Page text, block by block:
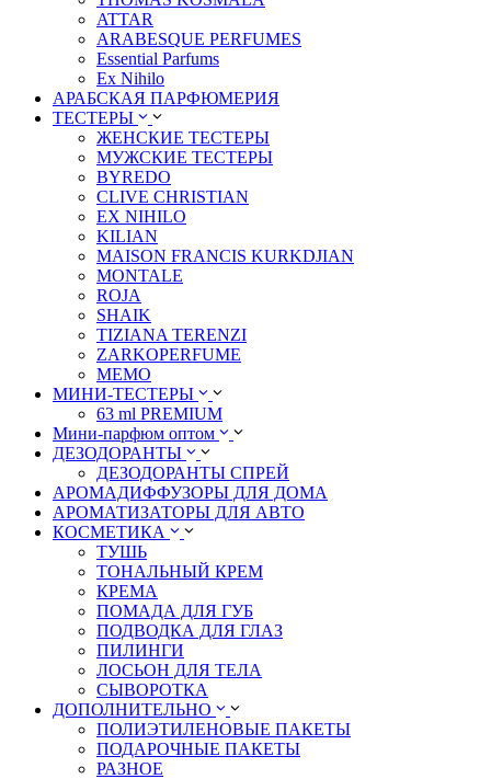
ATTAR
ARABESQUE PERFUMES
Essential Parfums
Ex Nihilo
АРАБСКАЯ ПАРФЮМЕРИЯ
ТЕСТЕРЫ
ЖЕНСКИЕ ТЕСТЕРЫ
МУЖСКИЕ ТЕСТЕРЫ
BYREDO
CLIVE CHRISTIAN
EX NIHILO
KILIAN
MAISON FRANCIS KURKDJIAN
MONTALE
ROJA
SHAIK
TIZIANA TERENZI
ZARKOPERFUME
MEMO
МИНИ-ТЕСТЕРЫ
63 ml PREMIUM
Мини-парфюм оптом
ДЕЗОДОРАНТЫ
ДЕЗОДОРАНТЫ СПРЕЙ
АРОМАДИФФУЗОРЫ ДЛЯ ДОМА
АРОМАТИЗАТОРЫ ДЛЯ АВТО
КОСМЕТИКА
ТУШЬ
ТОНАЛЬНЫЙ КРЕМ
КРЕМА
ПОМАДА ДЛЯ ГУБ
ПОДВОДКА ДЛЯ ГЛАЗ
ПИЛИНГИ
ЛОСЬОН ДЛЯ ТЕЛА
СЫВОРОТКА
ДОПОЛНИТЕЛЬНО
ПОЛИЭТИЛЕНОВЫЕ ПАКЕТЫ
ПОДАРОЧНЫЕ ПАКЕТЫ
РАЗНОЕ